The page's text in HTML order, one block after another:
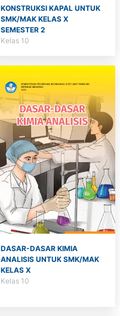
KONSTRUKSI KAPAL UNTUK
SMK/MAK KELAS X
SEMESTER 2
Kelas 10
DASAR-DASAR KIMIA
ANALISIS UNTUK SMK/MAK
KELAS X
Kelas 10